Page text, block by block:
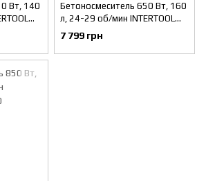
Вт, 140
Бетоносмеситель 650 Вт, 160
л, 24-29 об/мин INTERTOOL
DT-9160
7 799 грн